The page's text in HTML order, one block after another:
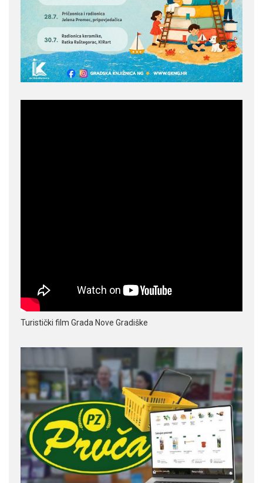
Turistički film Grada Nove Gradiške